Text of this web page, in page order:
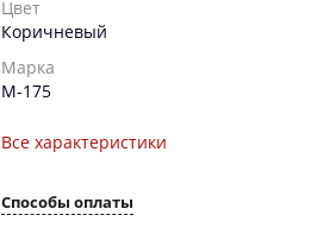
Цвет
Коричневый
Марка
М-175
Все характеристики
Способы оплаты